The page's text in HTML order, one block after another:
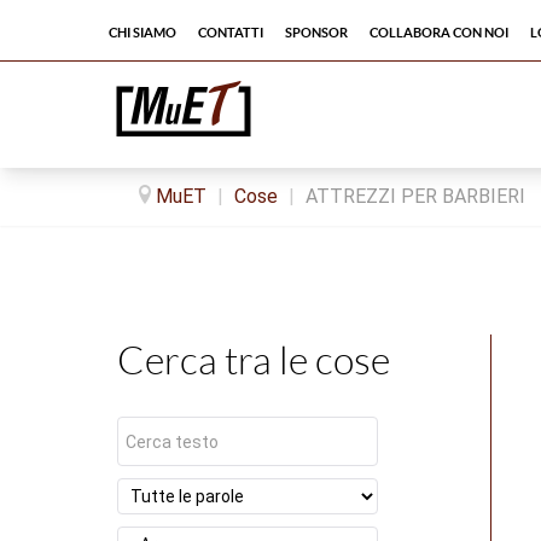
Chi siamo Contatti Sponsor Collabora con noi
MuET | Cose | ATTREZZI PER BARBIERI
Cerca tra le cose